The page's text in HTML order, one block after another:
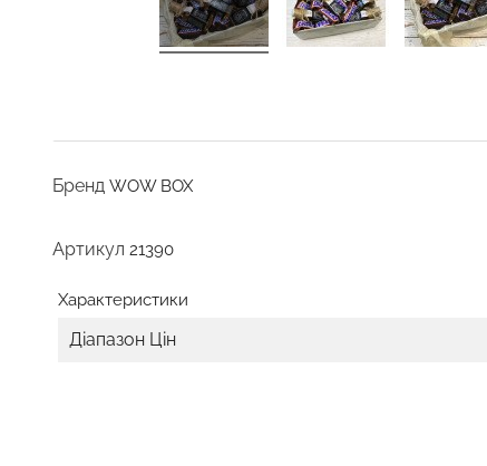
Бренд WOW BOX
Артикул 21390
Характеристики
Діапазон Цін